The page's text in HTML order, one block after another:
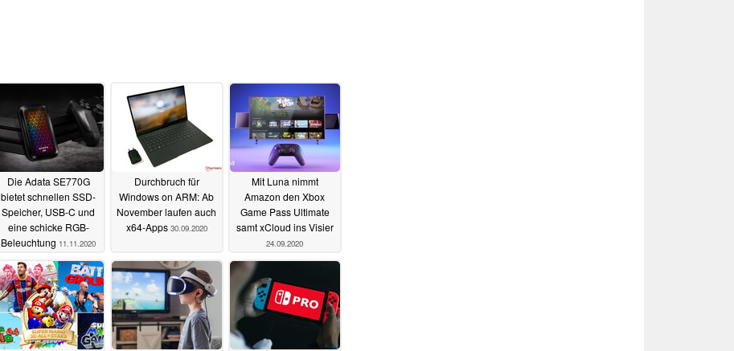
Die Adata SE770G
bietet schnellen SSD-
Speicher, USB-C und
eine schicke RGB-
Beleuchtung 11.11.2020
Durchbruch für
Windows on ARM: Ab
November laufen auch
x64-Apps 30.09.2020
Mit Luna nimmt
Amazon den Xbox
Game Pass Ultimate
samt xCloud ins Visier
24.09.2020